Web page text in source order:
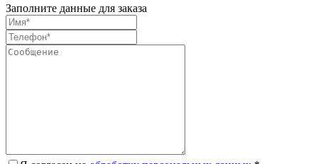
Заполните данные для заказа